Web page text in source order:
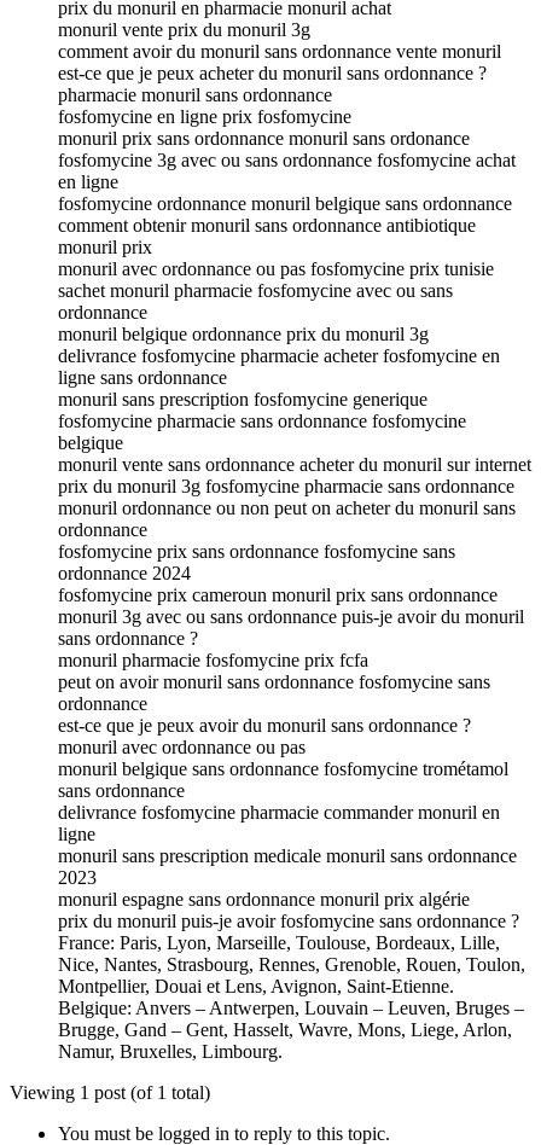
prix du monuril en pharmacie monuril achat
monuril vente prix du monuril 3g
comment avoir du monuril sans ordonnance vente monuril
est-ce que je peux acheter du monuril sans ordonnance ?
pharmacie monuril sans ordonnance
fosfomycine en ligne prix fosfomycine
monuril prix sans ordonnance monuril sans ordonance
fosfomycine 3g avec ou sans ordonnance fosfomycine achat
en ligne
fosfomycine ordonnance monuril belgique sans ordonnance
comment obtenir monuril sans ordonnance antibiotique
monuril prix
monuril avec ordonnance ou pas fosfomycine prix tunisie
sachet monuril pharmacie fosfomycine avec ou sans
ordonnance
monuril belgique ordonnance prix du monuril 3g
delivrance fosfomycine pharmacie acheter fosfomycine en
ligne sans ordonnance
monuril sans prescription fosfomycine generique
fosfomycine pharmacie sans ordonnance fosfomycine
belgique
monuril vente sans ordonnance acheter du monuril sur internet
prix du monuril 3g fosfomycine pharmacie sans ordonnance
monuril ordonnance ou non peut on acheter du monuril sans
ordonnance
fosfomycine prix sans ordonnance fosfomycine sans
ordonnance 2024
fosfomycine prix cameroun monuril prix sans ordonnance
monuril 3g avec ou sans ordonnance puis-je avoir du monuril
sans ordonnance ?
monuril pharmacie fosfomycine prix fcfa
peut on avoir monuril sans ordonnance fosfomycine sans
ordonnance
est-ce que je peux avoir du monuril sans ordonnance ?
monuril avec ordonnance ou pas
monuril belgique sans ordonnance fosfomycine trométamol
sans ordonnance
delivrance fosfomycine pharmacie commander monuril en
ligne
monuril sans prescription medicale monuril sans ordonnance
2023
monuril espagne sans ordonnance monuril prix algérie
prix du monuril puis-je avoir fosfomycine sans ordonnance ?
France: Paris, Lyon, Marseille, Toulouse, Bordeaux, Lille,
Nice, Nantes, Strasbourg, Rennes, Grenoble, Rouen, Toulon,
Montpellier, Douai et Lens, Avignon, Saint-Etienne.
Belgique: Anvers – Antwerpen, Louvain – Leuven, Bruges –
Brugge, Gand – Gent, Hasselt, Wavre, Mons, Liege, Arlon,
Namur, Bruxelles, Limbourg.
Viewing 1 post (of 1 total)
You must be logged in to reply to this topic.